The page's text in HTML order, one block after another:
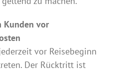
Kunden vor
vor Reisebeginn
Der Rücktritt ist